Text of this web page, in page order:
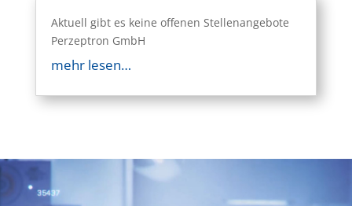
Aktuell gibt es keine offenen Stellenangebote
Perzeptron GmbH
mehr lesen…